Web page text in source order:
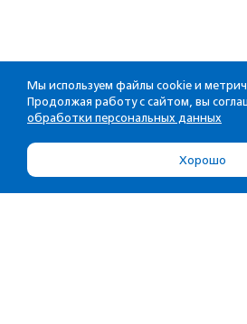
Мы используем файлы cookie и
Продолжая работу с сайтом, вы
обработки персональных данных
Хорошо